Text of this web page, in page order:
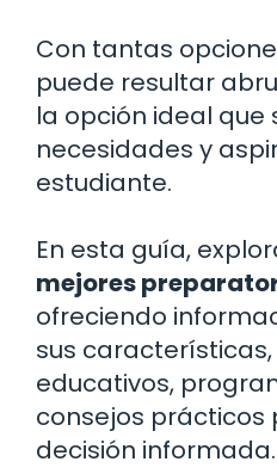
Con tantas
puede resultar
la opción ideal que
necesidades y
estudiante.
En esta guía,
mejores
ofreciendo
sus
educativos,
consejos prácticos
decisión informada.